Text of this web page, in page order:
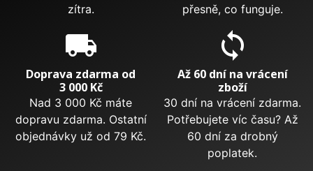
zítra.
přesně, co funguje.
local_shipping
Doprava zdarma od
3 000 Kč
Nad 3 000 Kč máte
dopravu zdarma. Ostatní
objednávky už od 79 Kč.
sync
Až 60 dní na vrácení
zboží
30 dní na vrácení zdarma.
Potřebujete víc času? Až
60 dní za drobný
poplatek.